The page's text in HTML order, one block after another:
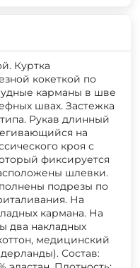
Куртка
кокеткой по
карманы в шве
швах. Застежка
Рукав длинный
на
кроя с
фиксируется
шлевки.
подрезы по
На
кармана. На
два накладных
медицинский
Состав: